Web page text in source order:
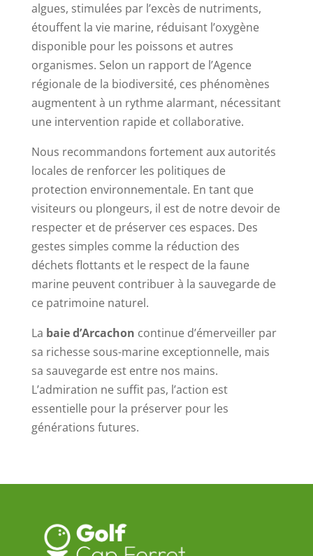
algues, stimulées par l’excès de nutriments,
étouffent la vie marine, réduisant l’oxygène
disponible pour les poissons et autres
organismes. Selon un rapport de l’Agence
régionale de la biodiversité, ces phénomènes
augmentent à un rythme alarmant, nécessitant
une intervention rapide et collaborative.
Nous recommandons fortement aux autorités
locales de renforcer les politiques de
protection environnementale. En tant que
visiteurs ou plongeurs, il est de notre devoir de
respecter et de préserver ces espaces. Des
gestes simples comme la réduction des
déchets flottants et le respect de la faune
marine peuvent contribuer à la sauvegarde de
ce patrimoine naturel.
La baie d’Arcachon continue d’émerveiller par
sa richesse sous-marine exceptionnelle, mais
sa sauvegarde est entre nos mains.
L’admiration ne suffit pas, l’action est
essentielle pour la préserver pour les
générations futures.